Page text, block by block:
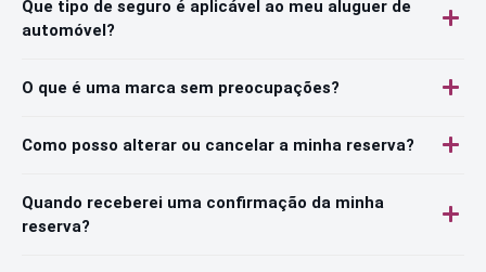
Que tipo de seguro é aplicável ao meu aluguer de
automóvel?
O que é uma marca sem preocupações?
Como posso alterar ou cancelar a minha reserva?
Quando receberei uma confirmação da minha
reserva?